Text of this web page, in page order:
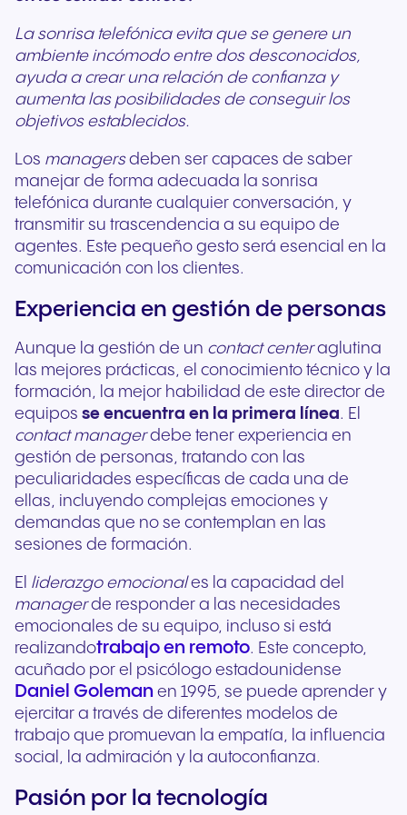
La sonrisa telefónica evita que se genere un
ambiente incómodo entre dos desconocidos,
ayuda a crear una relación de confianza y
aumenta las posibilidades de conseguir los
objetivos establecidos.
Los managersdeben ser capaces de saber
manejar de forma adecuada la sonrisa
telefónica durante cualquier conversación, y
transmitir su trascendencia a su equipo de
agentes. Este pequeño gesto será esencial en la
comunicación con los clientes.
Experiencia en gestión de personas
Aunque la gestión de un contact centeraglutina
las mejores prácticas, el conocimiento técnico y la
formación, la mejor habilidad de este director de
equipos se encuentra en la primera línea. El
contact managerdebe tener experiencia en
gestión de personas, tratando con las
peculiaridades específicas de cada una de
ellas, incluyendo complejas emociones y
demandas que no se contemplan en las
sesiones de formación.
El liderazgo emocionales la capacidad del
managerde responder a las necesidades
emocionales de su equipo, incluso si está
realizandotrabajo en remoto. Este concepto,
acuñado por el psicólogo estadounidense
Daniel Goleman en 1995, se puede aprender y
ejercitar a través de diferentes modelos de
trabajo que promuevan la empatía, la influencia
social, la admiración y la autoconfianza.
Pasión por la tecnología